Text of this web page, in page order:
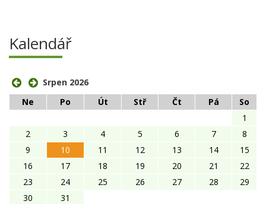
Kalendář
Srpen 2026
Ne
Po Út Stř Čt Pá
So
1
2
3 4 5 6 7
8
9
10 11 12 13 14
15
16
17 18 19 20 21
22
23
24 25 26 27 28
29
30
31